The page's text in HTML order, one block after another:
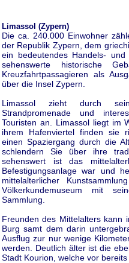
Limassol (Zypern)
Die ca. 240.000 Einwohner
der Republik Zypern, dem
ein bedeutendes Handels-
sehenswerte historische
Kreuzfahrtpassagieren als
über die Insel Zypern.
Limassol zieht durch
Strandpromenade und
Touristen an. Limassol liegt im
ihrem Hafenviertel finden sie
einen Spaziergang durch die
schlendern Sie über ihre
sehenswert ist das
Befestigungsanlage war und
mittelalterlicher
Völkerkundemuseum mit
Sammlung.
Freunden des Mittelalters kann
Burg samt dem darin
Ausflug zur nur wenige
werden. Deutlich älter ist die
Stadt Kourion, welche vor